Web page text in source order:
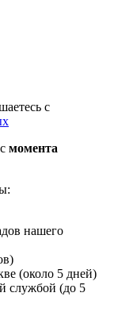
с
момента
нашего
(около 5 дней)
службой (до 5